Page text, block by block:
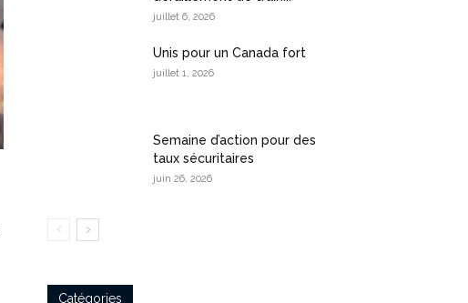
juillet 6, 2026
Unis pour un Canada fort
juillet 1, 2026
Semaine d’action pour des
taux sécuritaires
juin 26, 2026
Catégories